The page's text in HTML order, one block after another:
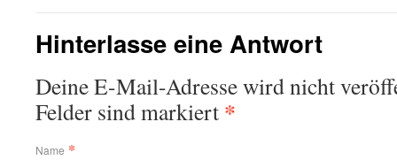
Hinterlasse eine Antwort
Deine E-Mail-Adresse wird nicht
Felder sind markiert *
Name *